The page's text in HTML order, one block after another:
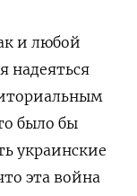
и любой
надеяться
было бы
украинские
эта война